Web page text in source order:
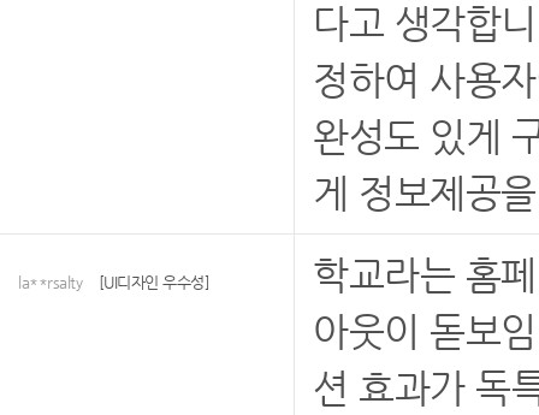
다고 생각합
정하여 사용
완성도 있게
게 정보제공
la**rsalty [UI디자인 우수성]
학교라는 홈
아웃이 돋보
션 효과가 독